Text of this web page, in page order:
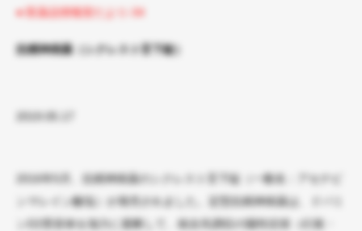
● 医薬品情報室だより-34
抗精神病薬（シクレスト舌下錠）
2016年5月、抗精神病薬のシクレスト舌下錠（一般名：アセナピ
ンマレイン酸塩）が発売されました。定型抗精神病薬は、ドパミ
受容体を強力に遮断して、統合失調症の陽性症状（幻覚・